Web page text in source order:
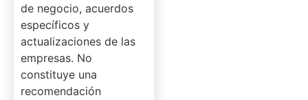
de negocio, acuerdos
específicos y
actualizaciones de las
empresas. No
constituye una
recomendación